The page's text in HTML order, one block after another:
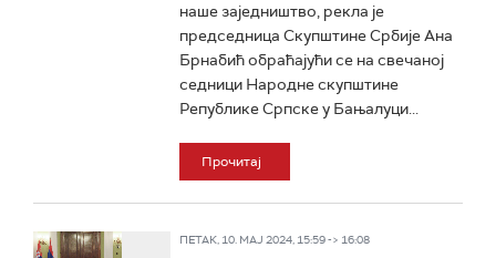
наше заједништво, рекла је
председница Скупштине Србије Ана
Брнабић обраћајући се на свечаној
седници Народне скупштине
Републике Српске у Бањалуци...
Прочитај
ПЕТАК, 10. МАЈ 2024, 15:59 -> 16:08